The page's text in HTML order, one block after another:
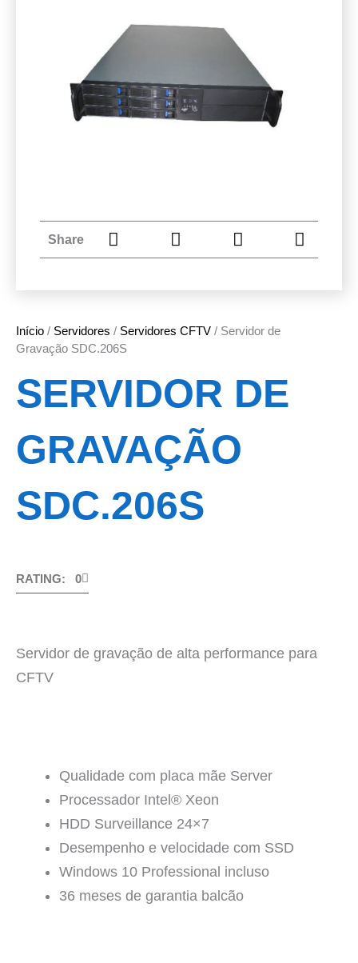
Início / Servidores / Servidores CFTV / Servidor de
Gravação SDC.206S
SERVIDOR DE
GRAVAÇÃO
SDC.206S
RATING: 0
Servidor de gravação de alta performance para
CFTV
Qualidade com placa mãe Server
Processador Intel® Xeon
HDD Surveillance 24×7
Desempenho e velocidade com SSD
Windows 10 Professional incluso
36 meses de garantia balcão
Share